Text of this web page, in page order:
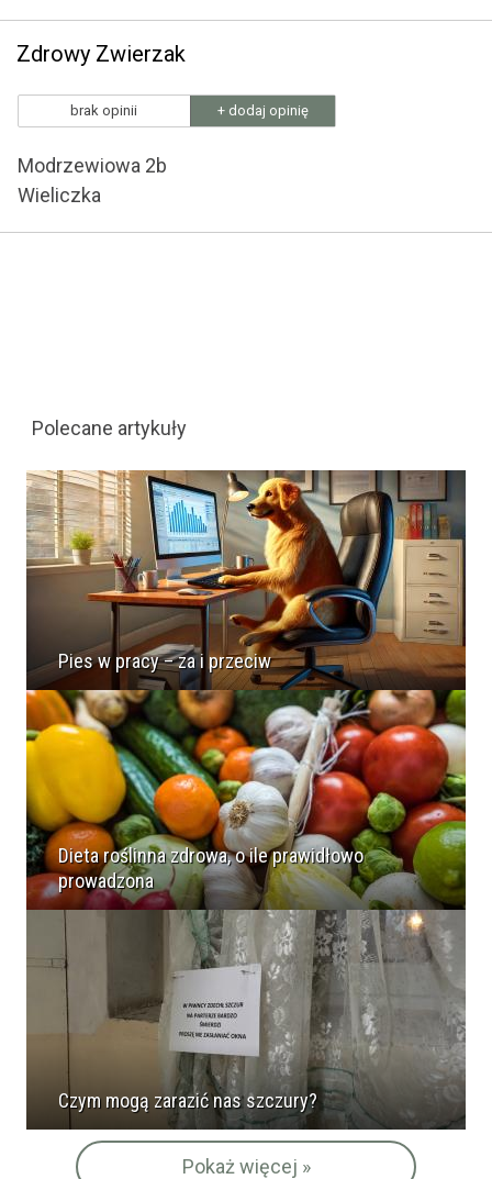
Zdrowy Zwierzak
brak opinii + dodaj opinię
Modrzewiowa 2b
Wieliczka
Polecane artykuły
Pies w pracy – za i przeciw
Dieta roślinna zdrowa, o ile prawidłowo
prowadzona
Czym mogą zarazić nas szczury?
Pokaż więcej »